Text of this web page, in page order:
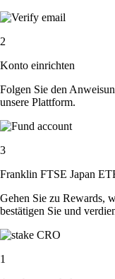
2
Konto einrichten
Folgen Sie den
unsere Plattform.
3
Franklin FTSE Japan
Gehen Sie zu Rewards,
bestätigen Sie und
1